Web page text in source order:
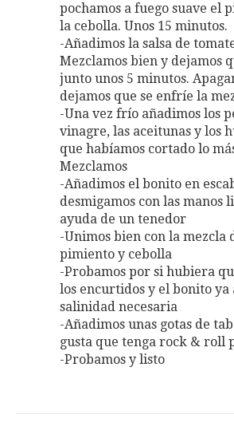
pochamos a fuego suave el
la cebolla. Unos 15 minutos.
-Añadimos la salsa de
Mezclamos bien y dejamos
junto unos 5 minutos.
dejamos que se enfríe la
-Una vez frío añadimos los
vinagre, las aceitunas y los
que habíamos cortado lo
Mezclamos
-Añadimos el bonito en
desmigamos con las manos
ayuda de un tenedor
-Unimos bien con la mezcla
pimiento y cebolla
-Probamos por si hubiera
los encurtidos y el bonito ya
salinidad necesaria
-Añadimos unas gotas de
gusta que tenga rock & roll
-Probamos y listo